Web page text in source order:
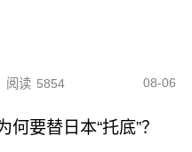
阅读 5854 08-06
要替日本“托底”？